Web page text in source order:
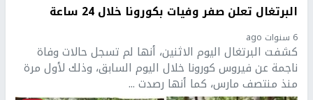
البرتغال تعلن صفر وفيات بكورونا خلال 24 ساعة
6 سنوات ago
كشفت البرتغال اليوم الاثنين، أنها لم تسجل حالات وفاة
ناجمة عن فيروس كورونا خلال اليوم السابق، وذلك لأول مرة
منذ منتصف مارس، كما أنها رصدت ...